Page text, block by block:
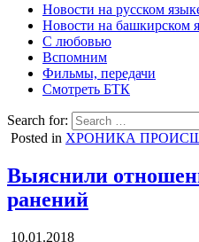
Новости на русском
Новости на башкирском
С любовью
Вспомним
Фильмы, передачи
Смотреть БТК
Search for:
Posted in ХРОНИКА
Выяснили
ранений
10.01.2018